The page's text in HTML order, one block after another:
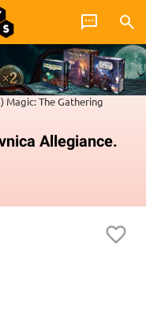
Magic: The Gathering
Allegiance.